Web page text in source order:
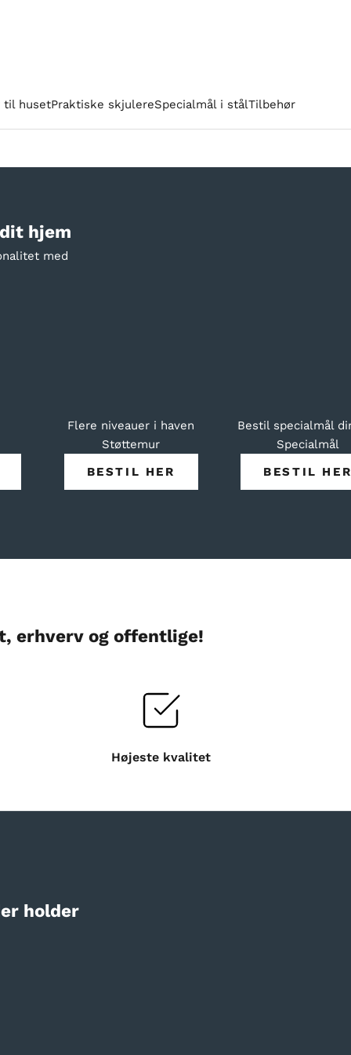
til husetPraktiske skjulereSpecialmål i stålTilbehør
hjem
med
Flere niveauer i haven
Støttemur
BESTIL HER
Bestil specialmål
Specialmål
BESTIL
erhverv og offentlige!
Højeste kvalitet
holder